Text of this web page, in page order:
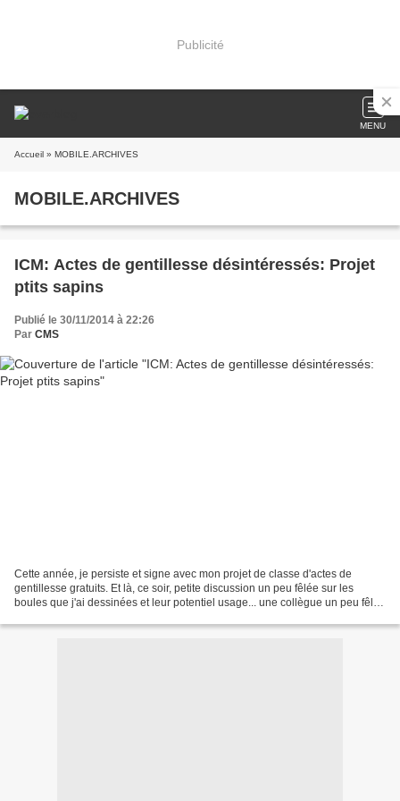
Publicité
MENU
Accueil » MOBILE.ARCHIVES
MOBILE.ARCHIVES
ICM: Actes de gentillesse désintéressés: Projet
ptits sapins
Publié le 30/11/2014 à 22:26
Par CMS
Cette année, je persiste et signe avec mon projet de classe d'actes de
gentillesse gratuits. Et là, ce soir, petite discussion un peu fêlée sur les
boules que j'ai dessinées et leur potentiel usage... une collègue un peu fêlée